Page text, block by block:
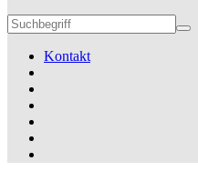
Kontakt